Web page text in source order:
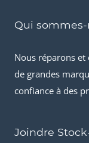
Qui sommes-
Nous réparons
de grandes
confiance à des
Joindre